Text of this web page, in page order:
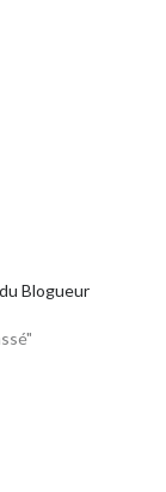
Blogueur